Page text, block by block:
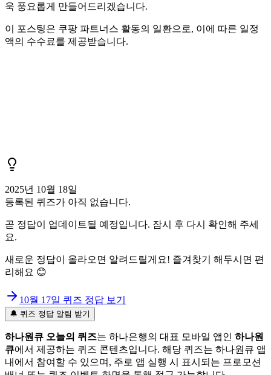
욱 풍요롭게 만들어드리겠습니다.
이 포스팅은 쿠팡 파트너스 활동의 일환으로, 이에 따른 일정
액의 수수료를 제공받습니다.
2025년 10월 18일
등록된 퀴즈가 아직 없습니다.
곧 정답이 업데이트될 예정입니다. 잠시 후 다시 확인해 주세
요.
새로운 정답이 올라오면 알려드릴게요! 즐겨찾기 해두시면 편
리해요 😊
10월 17일 퀴즈 정답 보기
🔔 퀴즈 정답 알림 받기
하나원큐 오늘의 퀴즈는 하나은행의 대표 모바일 앱인 하나원
큐에서 제공하는 퀴즈 콘텐츠입니다. 해당 퀴즈는 하나원큐 앱
내에서 참여할 수 있으며, 주로 앱 실행 시 표시되는 프로모션